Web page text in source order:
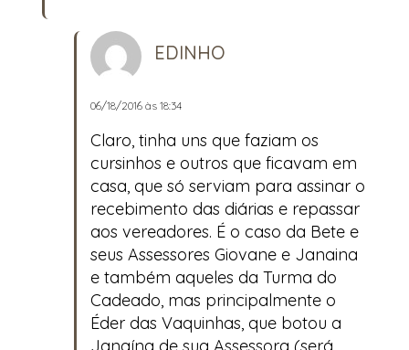
EDINHO
06/18/2016 às 18:34
Claro, tinha uns que faziam os
cursinhos e outros que ficavam em
casa, que só serviam para assinar o
recebimento das diárias e repassar
aos vereadores. É o caso da Bete e
seus Assessores Giovane e Janaina
e também aqueles da Turma do
Cadeado, mas principalmente o
Éder das Vaquinhas, que botou a